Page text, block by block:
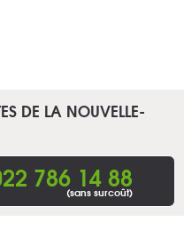
DE LA NOUVELLE-
786 14 88
(sans surcoût)